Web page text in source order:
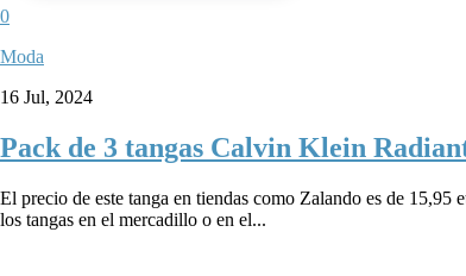
0
Moda
16 Jul, 2024
Pack de 3 tangas Calvin Klein
El precio de este tanga en tiendas como Zalando es de
los tangas en el mercadillo o en el...